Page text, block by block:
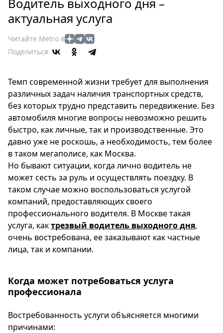
Россия
Здоровье
Еда
Мода
Театр
Кино
Афиша
Книги
Выставки
Пресс-
релизы
О
Metro
Стримы
Спецпроекты
Звезды
Скачай
Metro
актуальная услуга
Читайте Metro в
Поделиться
Темп современной жизни требует для выполнения
различных задач наличия транспортных средств,
без которых трудно представить передвижение. Без
автомобиля многие вопросы невозможно решить
быстро, как личные, так и производственные. Это
давно уже не роскошь, а необходимость, тем более
в таком мегаполисе, как Москва.
Но бывают ситуации, когда лично водитель не
может сесть за руль и осуществлять поездку. В
таком случае можно воспользоваться услугой
компаний, предоставляющих своего
профессионального водителя. В Москве такая
услуга, кактрезвый водитель выходного дня,
очень востребована, ее заказывают как частные
лица, так и компании.
Когда может потребоваться услуга
профессионала
Востребованность услуги объясняется многими
причинами: